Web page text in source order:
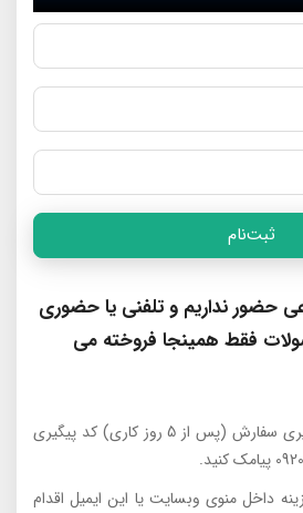
ثبت‌نام
حضور نداریم و تلفنی یا حضوری
فقط همینجا فروخته می
در صورت نیاز به پیگیری سفارش (پس از 5 روز کاری) کد پیگیری
داخل منوی وبسایت یا این ایمیل اقدام